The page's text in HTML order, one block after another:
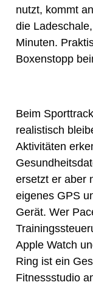
nutzt, kommt
die
Minuten.
Boxenstopp
Beim
realistisch
Aktivitäten
ersetzt er aber
eigenes GPS
Gerät. Wer
Apple Watch
Ring ist ein
Fitnessstudio